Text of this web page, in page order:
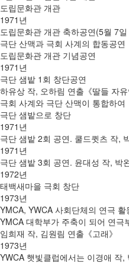
도립문화관 개관
1971년
도립문화관 개관 축하공연(5월 7
극단 산맥과 극회 사계의 합동공연
도립문화관 개관 기념공연
1971년
극단 샘밭 1회 창단공연
하유상 작, 오하림 연출《딸들 자유
극회 사계와 극단 산맥이 통합하여
극단 샘밭으로 창단
1971년
극단 샘밭 2회 공연. 쿨드큇츠 작,
1971년
극단 샘밭 3회 공연. 윤대성 작, 박
1972년
태백새마을 극회 창단
1973년
YMCA, YWCA 사회단체의 연극 활
YMCA 대학부가 주축이 되어 연극
임희재 작, 김원림 연출《고래》
1973년
YWCA 햇빛클럽에서는 이경애 작,